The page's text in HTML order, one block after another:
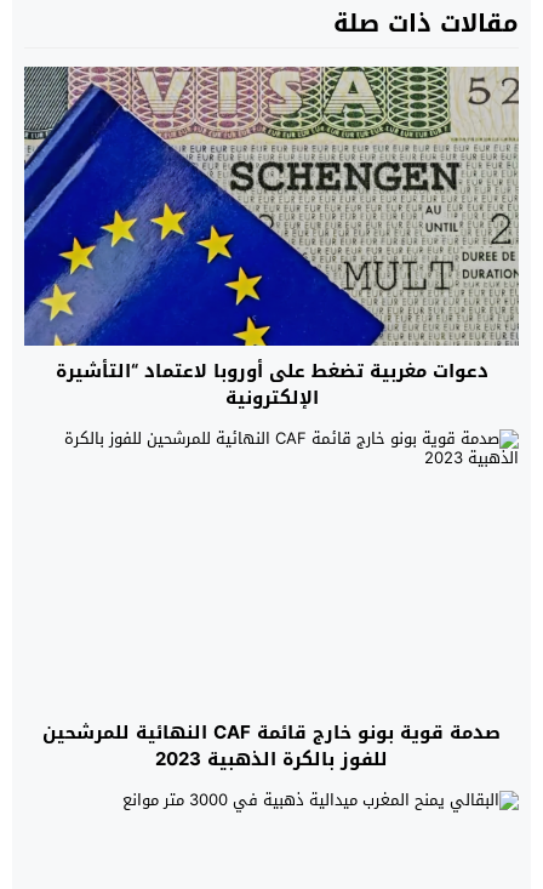
مقالات ذات صلة
دعوات مغربية تضغط على أوروبا لاعتماد “التأشيرة
الإلكترونية
صدمة قوية بونو خارج قائمة CAF النهائية للمرشحين
للفوز بالكرة الذهبية 2023